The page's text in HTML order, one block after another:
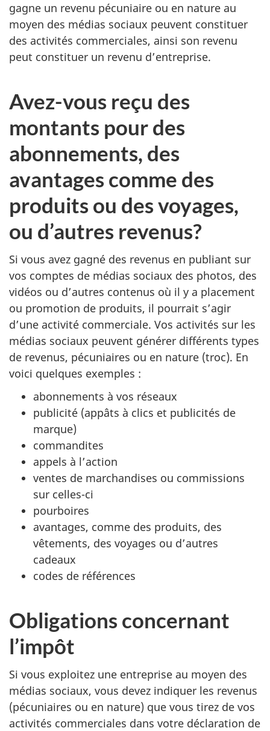
gagne un revenu pécuniaire ou en nature au
moyen des médias sociaux peuvent constituer
des activités commerciales, ainsi son revenu
peut constituer un revenu d’entreprise.
Avez-vous reçu des
montants pour des
abonnements, des
avantages comme des
produits ou des voyages,
ou d’autres revenus?
Si vous avez gagné des revenus en publiant sur
vos comptes de médias sociaux des photos, des
vidéos ou d’autres contenus où il y a placement
ou promotion de produits, il pourrait s’agir
d’une activité commerciale. Vos activités sur les
médias sociaux peuvent générer différents types
de revenus, pécuniaires ou en nature (troc). En
voici quelques exemples :
abonnements à vos réseaux
publicité (appâts à clics et publicités de
marque)
commandites
appels à l’action
ventes de marchandises ou commissions
sur celles-ci
pourboires
avantages, comme des produits, des
vêtements, des voyages ou d’autres
cadeaux
codes de références
Obligations concernant
l’impôt
Si vous exploitez une entreprise au moyen des
médias sociaux, vous devez indiquer les revenus
(pécuniaires ou en nature) que vous tirez de vos
activités commerciales dans votre déclaration de